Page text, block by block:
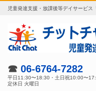
児童発達支援・放課後等デイサービス
☎ 06-6764-7282
平日11:30〜18:30・土日祝10:00〜
定休日 火曜日